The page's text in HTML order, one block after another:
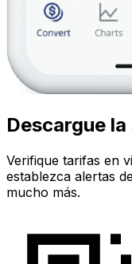
Descargue
Verifique tarifas en
establezca alertas
mucho más.